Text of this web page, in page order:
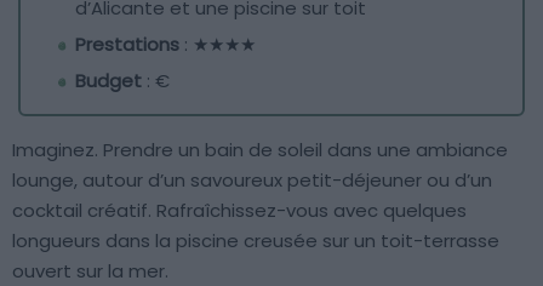
d’Alicante et une piscine sur toit
Prestations : ★★★★
Budget : €
Imaginez. Prendre un bain de soleil dans une ambiance
lounge, autour d’un savoureux petit-déjeuner ou d’un
cocktail créatif. Rafraîchissez-vous avec quelques
longueurs dans la piscine creusée sur un toit-terrasse
ouvert sur la mer.